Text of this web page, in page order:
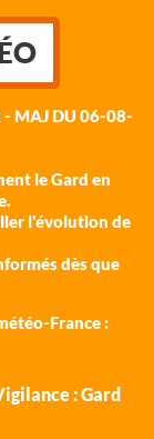
- MAJ DU 06-08-
le Gard en
l'évolution de
dès que
France :
: Gard